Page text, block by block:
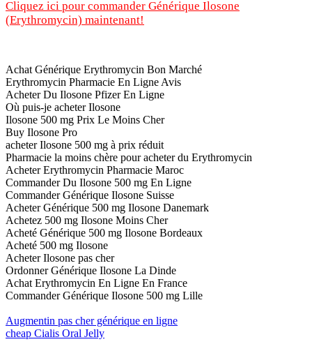
Cliquez ici pour commander Générique Ilosone
(Erythromycin) maintenant!
Achat Générique Erythromycin Bon Marché
Erythromycin Pharmacie En Ligne Avis
Acheter Du Ilosone Pfizer En Ligne
Où puis-je acheter Ilosone
Ilosone 500 mg Prix Le Moins Cher
Buy Ilosone Pro
acheter Ilosone 500 mg à prix réduit
Pharmacie la moins chère pour acheter du Erythromycin
Acheter Erythromycin Pharmacie Maroc
Commander Du Ilosone 500 mg En Ligne
Commander Générique Ilosone Suisse
Acheter Générique 500 mg Ilosone Danemark
Achetez 500 mg Ilosone Moins Cher
Acheté Générique 500 mg Ilosone Bordeaux
Acheté 500 mg Ilosone
Acheter Ilosone pas cher
Ordonner Générique Ilosone La Dinde
Achat Erythromycin En Ligne En France
Commander Générique Ilosone 500 mg Lille
Augmentin pas cher générique en ligne
cheap Cialis Oral Jelly